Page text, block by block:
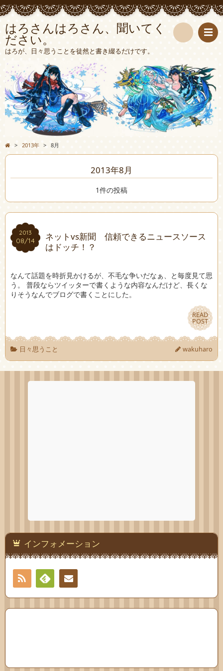
はろさんはろさん、聞いてく
ださい。
はろが、日々思うことを徒然と書き綴るだけです。
索
> 2013年 > 8月
2013年8月
1件の投稿
2013
08/14
2013
08/14
ネットvs新聞 信頼できるニュースソース
はドッチ！？
なんて話題を時折見かけるが、不毛な争いだなぁ、と毎度見て思
う。 普段ならツイッターで書くような内容なんだけど、長くな
りそうなんでブログで書くことにした。
READ
POST
READ
POST
日々思うこと wakuharo
インフォメーション
RSS
Feedly連絡